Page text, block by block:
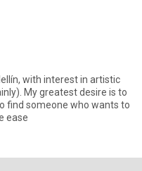
with interest in artistic
My greatest desire is to
find someone who wants to
ease